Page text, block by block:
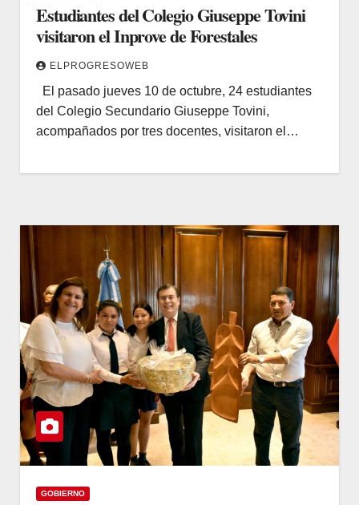
Estudiantes del Colegio Giuseppe Tovini
visitaron el Inprove de Forestales
ELPROGRESOWEB
El pasado jueves 10 de octubre, 24 estudiantes
del Colegio Secundario Giuseppe Tovini,
acompañados por tres docentes, visitaron el…
GOBIERNO